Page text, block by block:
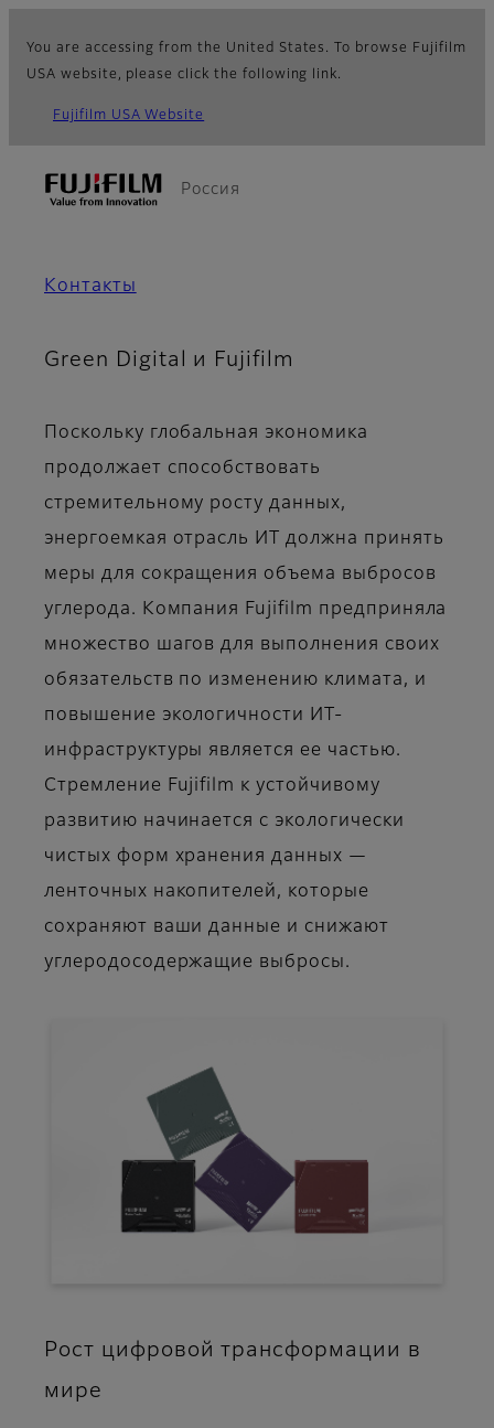
You are accessing from the United States. To browse Fujifilm
USA website, please click the following link.
Fujifilm USA Website
Россия
Контакты
Green Digital и Fujifilm
Поскольку глобальная экономика
продолжает способствовать
стремительному росту данных,
энергоемкая отрасль ИТ должна принять
меры для сокращения объема выбросов
углерода. Компания Fujifilm предприняла
множество шагов для выполнения своих
обязательств по изменению климата, и
повышение экологичности ИТ-
инфраструктуры является ее частью.
Стремление Fujifilm к устойчивому
развитию начинается с экологически
чистых форм хранения данных —
ленточных накопителей, которые
сохраняют ваши данные и снижают
углеродосодержащие выбросы.
Рост цифровой трансформации в
мире